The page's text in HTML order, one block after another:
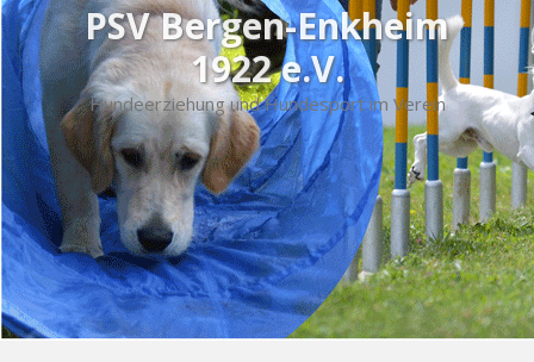
PSV Bergen-Enkheim
1922 e.V.
Hundeerziehung und Hundesport im Verein